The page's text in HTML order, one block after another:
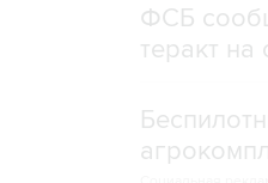
ФСБ
теракт на